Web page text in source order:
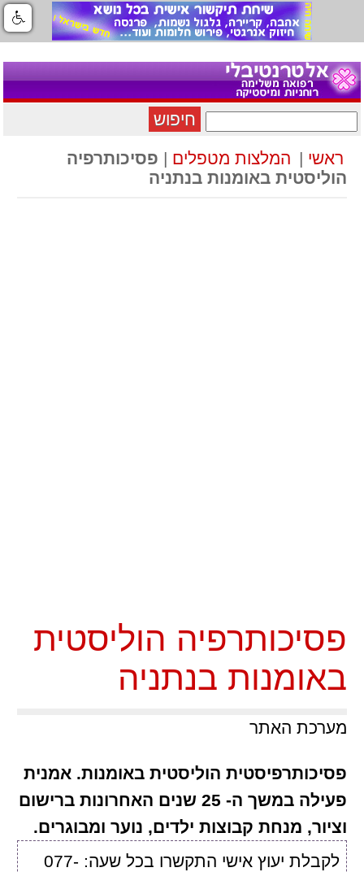
חיפוש
ראשי | המלצות מטפלים | פסיכותרפיה
הוליסטית באומנות בנתניה
פסיכותרפיה הוליסטית
באומנות בנתניה
מערכת האתר
פסיכותרפיסטית הוליסטית באומנות. אמנית
פעילה במשך ה- 25 שנים האחרונות ברישום
וציור, מנחת קבוצות ילדים, נוער ומבוגרים.
לקבלת יעוץ אישי התקשרו בכל שעה: 077-